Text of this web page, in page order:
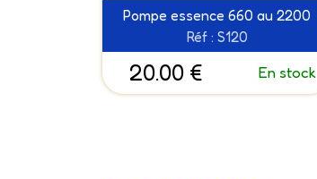
Pompe essence 660 au 2200
Réf : S120
20.00 € En stock